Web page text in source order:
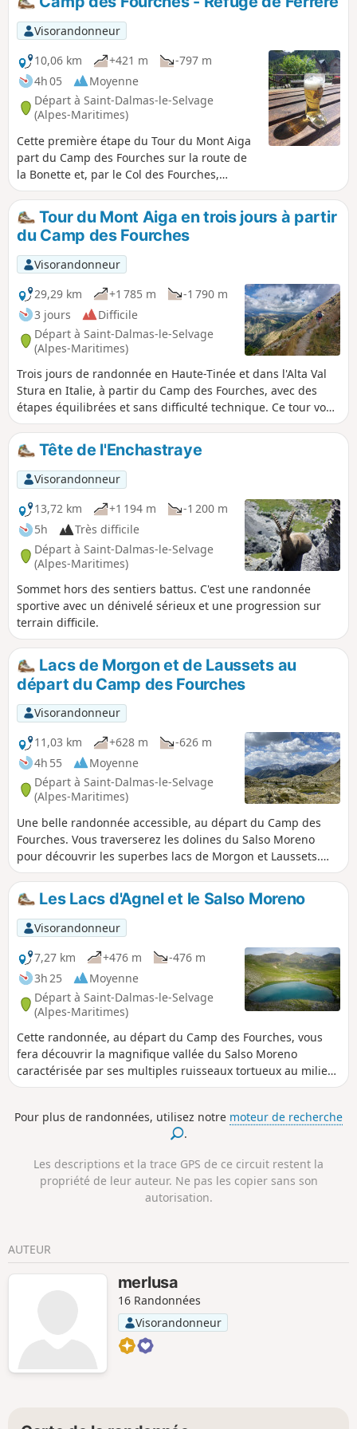
portion. Vous êtes dans le Parc National du Mercantour, il y
a une réglementation à respecter sous peine d'amende
pouvant s'élever jusqu'à 1500 €, voir les informations
pratiques.
Visorandonneur
10,06 km
+421 m
-797 m
4h 05
Moyenne
Départ à Saint-Dalmas-le-Selvage
(Alpes-Maritimes)
Cette première étape du Tour du Mont Aiga
part du Camp des Fourches sur la route de
la Bonette et, par le Col des Fourches,
descend dans la grande vallée du Salso
Moreno que l'on remonte jusqu'au Col de
Pouriac. Du Col de Pouriac, on rejoint
rapidement le Bassa di Colombart puis,
après une longue descente dans les
alpages, le charmant village de Ferrere.
Vous pourrez croiser des troupeaux de
moutons dans le Salso Moreno et, la nuit, le
loup qui les mange.
Tour du Mont Aiga en trois jours à partir
du Camp des Fourches
Visorandonneur
29,29 km
+1 785 m
-1 790 m
3 jours
Difficile
Départ à Saint-Dalmas-le-Selvage
(Alpes-Maritimes)
Trois jours de randonnée en Haute-Tinée et dans l'Alta Val
Stura en Italie, à partir du Camp des Fourches, avec des
étapes équilibrées et sans difficulté technique. Ce tour vous
permettra de découvrir le Salso Moréno, le charmant village
de Ferrere en Italie et le Refuge des Lac de Vens.
Tête de l'Enchastraye
Visorandonneur
13,72 km
+1 194 m
-1 200 m
5h
Très difficile
Départ à Saint-Dalmas-le-Selvage
(Alpes-Maritimes)
Sommet hors des sentiers battus. C'est une randonnée
sportive avec un dénivelé sérieux et une progression sur
terrain difficile.
Lacs de Morgon et de Laussets au
départ du Camp des Fourches
Visorandonneur
11,03 km
+628 m
-626 m
4h 55
Moyenne
Départ à Saint-Dalmas-le-Selvage
(Alpes-Maritimes)
Une belle randonnée accessible, au départ du Camp des
Fourches. Vous traverserez les dolines du Salso Moreno
pour découvrir les superbes lacs de Morgon et Laussets.
Vous êtes dans le Parc National du Mercantour, il y a une
réglementation à respecter sous peine d'amende pouvant
s'élever jusqu'à 1500 €, voir les informations pratiques.
Les Lacs d'Agnel et le Salso Moreno
Visorandonneur
7,27 km
+476 m
-476 m
3h 25
Moyenne
Départ à Saint-Dalmas-le-Selvage
(Alpes-Maritimes)
Cette randonnée, au départ du Camp des Fourches, vous
fera découvrir la magnifique vallée du Salso Moreno
caractérisée par ses multiples ruisseaux tortueux au milieu
des prairies à marmottes et ses nombreuses dollines. Vous
au pied des Roubines Nègres. Vous êtes dans le Parc
National du Mercantour, il y a une réglementation à
1500 €, voir les informations pratiques.
Pour plus de randonnées, utilisez notre moteur de recherche
.
Les descriptions et la trace GPS de ce circuit restent la
propriété de leur auteur. Ne pas les copier sans son
autorisation.
AUTEUR
merlusa
16 Randonnées
Visorandonneur